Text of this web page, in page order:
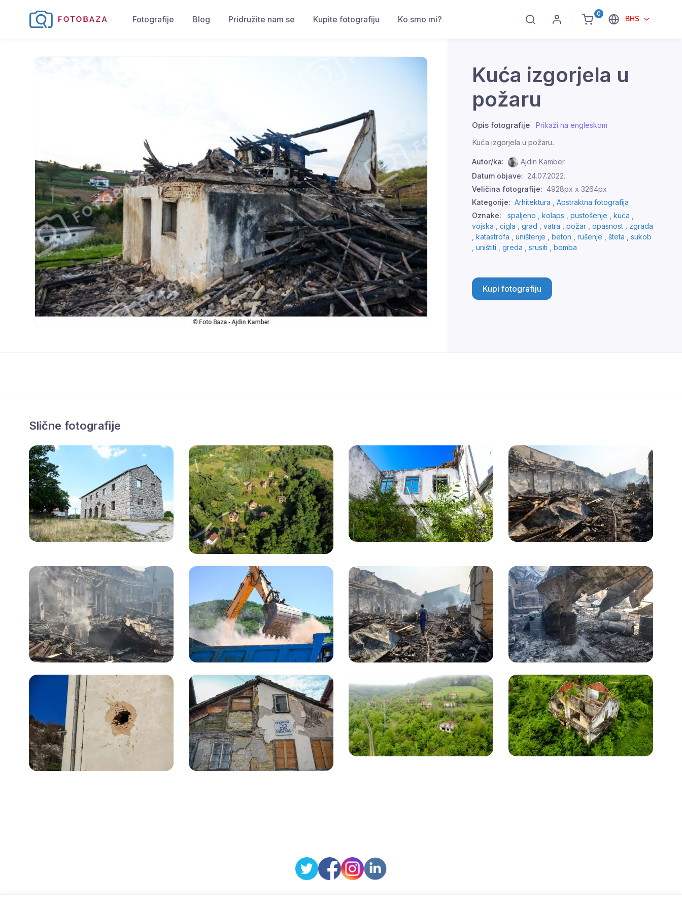
0
BHS
Fotografije Blog Pridružite nam se Kupite fotografiju Ko smo mi?
Kuća izgorjela u
požaru
Opis fotografije Prikaži na engleskom
Kuća izgorjela u požaru.
Autor/ka:
Ajdin Kamber
Datum objave: 24.07.2022.
Veličina fotografije: 4928px x 3264px
Kategorije: Arhitektura , Apstraktna fotografija
Oznake:
spaljeno , kolaps , pustošenje , kuća ,
vojska , cigla , grad , vatra , požar , opasnost , zgrada
, katastrofa , uništenje , beton , rušenje , šteta , sukob
, uništiti , greda , srusiti , bomba
Kupi fotografiju
Slične fotografije